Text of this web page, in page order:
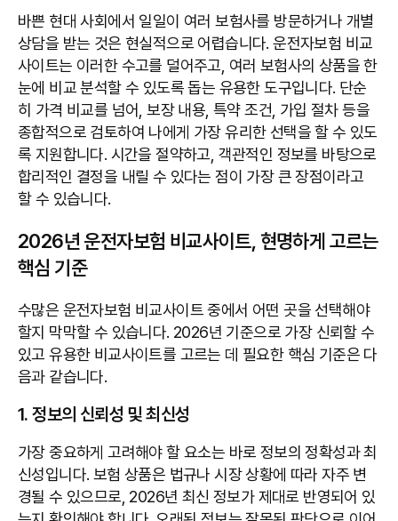
바쁜 현대 사회에서 일일이 여러 보험사를 방문하거나 개별
상담을 받는 것은 현실적으로 어렵습니다. 운전자보험 비교
사이트는 이러한 수고를 덜어주고, 여러 보험사의 상품을 한
눈에 비교 분석할 수 있도록 돕는 유용한 도구입니다. 단순
히 가격 비교를 넘어, 보장 내용, 특약 조건, 가입 절차 등을
종합적으로 검토하여 나에게 가장 유리한 선택을 할 수 있도
록 지원합니다. 시간을 절약하고, 객관적인 정보를 바탕으로
합리적인 결정을 내릴 수 있다는 점이 가장 큰 장점이라고
할 수 있습니다.
2026년 운전자보험 비교사이트, 현명하게 고르는
핵심 기준
수많은 운전자보험 비교사이트 중에서 어떤 곳을 선택해야
할지 막막할 수 있습니다. 2026년 기준으로 가장 신뢰할 수
있고 유용한 비교사이트를 고르는 데 필요한 핵심 기준은 다
음과 같습니다.
1. 정보의 신뢰성 및 최신성
가장 중요하게 고려해야 할 요소는 바로 정보의 정확성과 최
신성입니다. 보험 상품은 법규나 시장 상황에 따라 자주 변
경될 수 있으므로, 2026년 최신 정보가 제대로 반영되어 있